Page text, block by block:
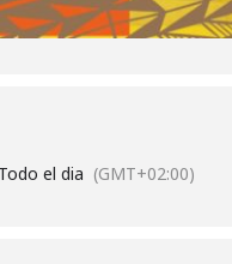
el dia (GMT+02:00)